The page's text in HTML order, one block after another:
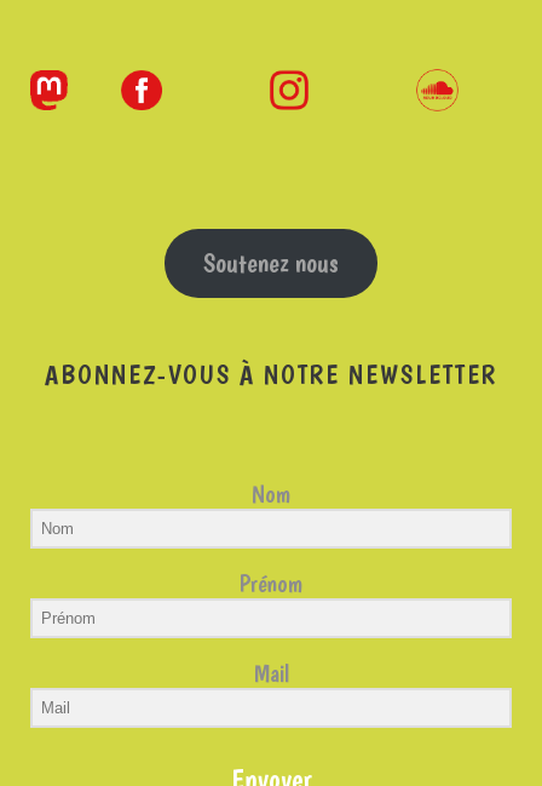
Soutenez nous
ABONNEZ-VOUS À NOTRE NEWSLETTER
Nom
Prénom
Mail